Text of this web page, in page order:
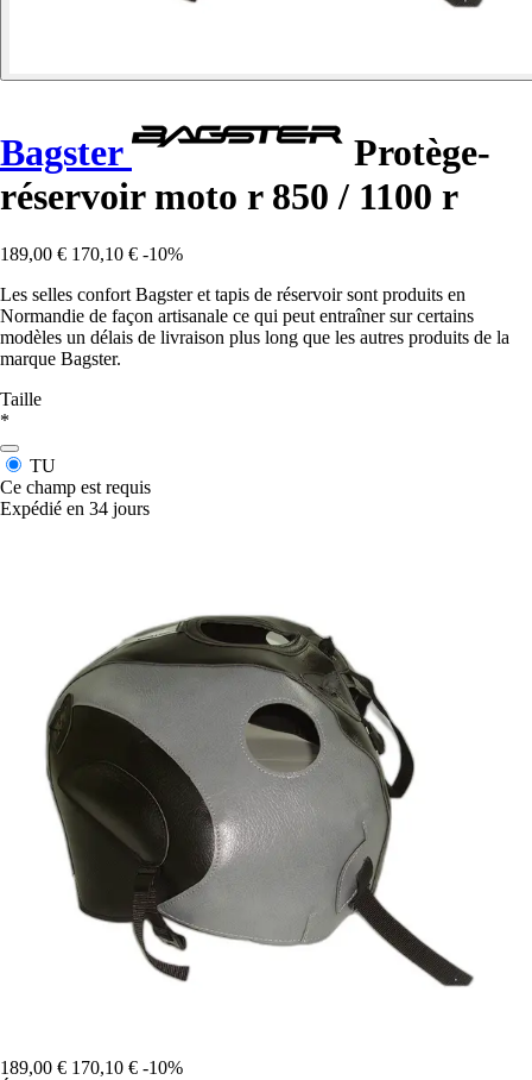
Bagster
Protège-
réservoir moto r 850 / 1100 r
189,00 € 170,10 € -10%
Les selles confort Bagster et tapis de réservoir sont produits en
Normandie de façon artisanale ce qui peut entraîner sur certains
modèles un délais de livraison plus long que les autres produits de la
marque Bagster.
Taille
*
TU
Ce champ est requis
Expédié en 34 jours
189,00 € 170,10 € -10%